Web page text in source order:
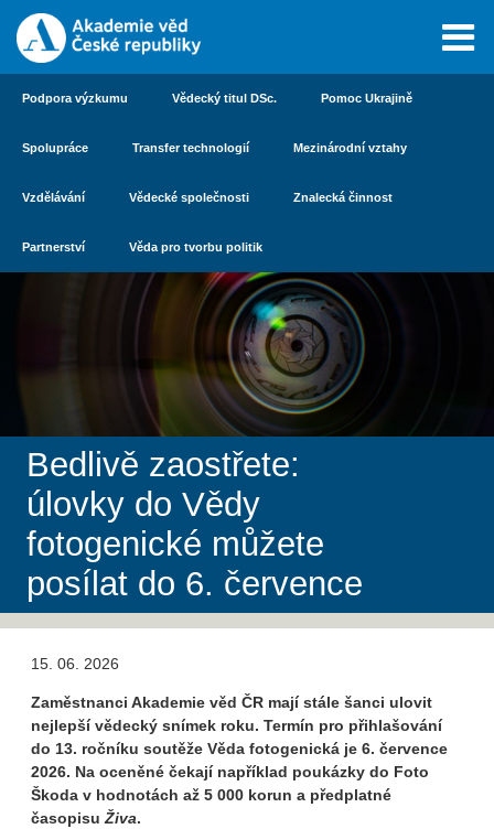
Podpora výzkumu Vědecký titul DSc. Pomoc Ukrajině
Spolupráce Transfer technologií Mezinárodní vztahy
Vzdělávání Vědecké společnosti Znalecká činnost
Partnerství Věda pro tvorbu politik
Bedlivě zaostřete:
úlovky do Vědy
fotogenické můžete
posílat do 6. července
15. 06. 2026
Zaměstnanci Akademie věd ČR mají stále šanci ulovit
nejlepší vědecký snímek roku. Termín pro přihlašování
do 13. ročníku soutěže Věda fotogenická je 6. července
2026. Na oceněné čekají například poukázky do Foto
Škoda v hodnotách až 5 000 korun a předplatné
časopisuŽiva.